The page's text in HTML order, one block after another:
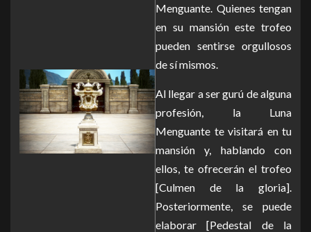
Menguante. Quienes tengan
en su mansión este trofeo
pueden sentirse orgullosos
de sí mismos.
Al llegar a ser gurú de alguna
profesión, la Luna
Menguante te visitará en tu
mansión y, hablando con
ellos, te ofrecerán el trofeo
[Culmen de la gloria].
Posteriormente, se puede
elaborar [Pedestal de la